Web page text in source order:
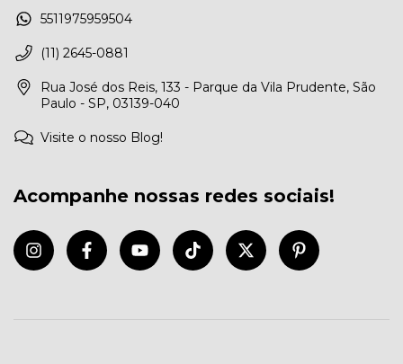
5511975959504
(11) 2645-0881
Rua José dos Reis, 133 - Parque da Vila Prudente, São
Paulo - SP, 03139-040
Visite o nosso Blog!
Acompanhe nossas redes sociais!